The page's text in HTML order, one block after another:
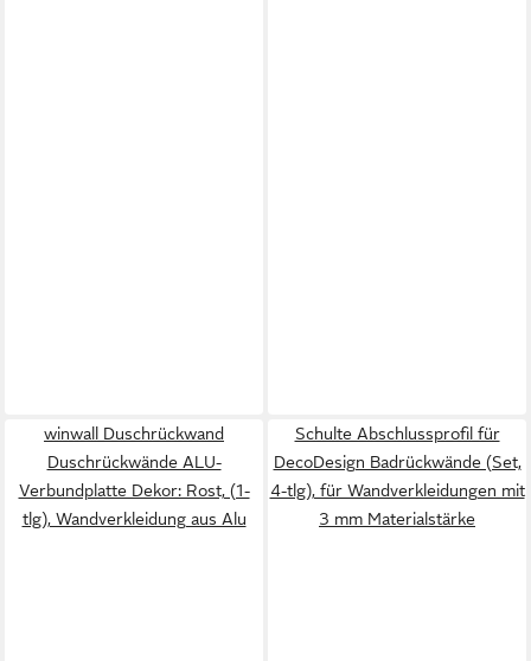
winwall Duschrückwand
Duschrückwände ALU-
Verbundplatte Dekor: Rost, (1-
tlg), Wandverkleidung aus Alu
Schulte Abschlussprofil für
DecoDesign Badrückwände (Set,
4-tlg), für Wandverkleidungen mit
3 mm Materialstärke